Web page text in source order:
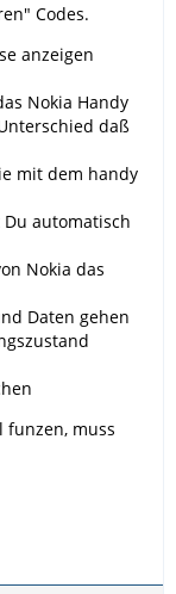
Codes.
anzeigen
Nokia Handy
daß
mit dem handy
automatisch
Nokia das
Daten gehen
funzen, muss